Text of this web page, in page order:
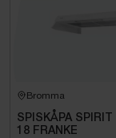
Bromma
SPISKÅPA
18 FRANKE